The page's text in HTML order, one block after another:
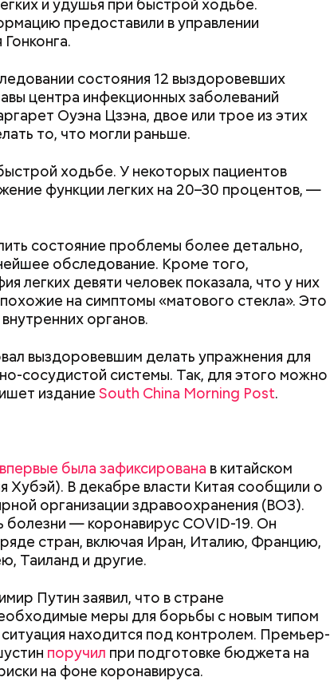
и удушья при быстрой ходьбе.
предоставили в управлении
состояния 12 выздоровевших
центра инфекционных заболеваний
Оуэна Цзэна, двое или трое из этих
то, что могли раньше.
ходьбе. У некоторых пациентов
функции легких на 20–30 процентов, —
состояние проблемы более детально,
обследование. Кроме того,
легких девяти человек показала, что у них
на симптомы «матового стекла». Это
органов.
выздоровевшим делать упражнения для
сосудистой системы. Так, для этого можно
издание South China Morning Post.
впервые была зафиксирована в китайском
Хубэй). В декабре власти Китая сообщили о
организации здравоохранения (ВОЗ).
болезни — коронавирус COVID-19. Он
стран, включая Иран, Италию, Францию,
Таиланд и другие.
Путин заявил, что в стране
меры для борьбы с новым типом
находится под контролем. Премьер-
поручил при подготовке бюджета на
на фоне коронавируса.
святой Николай спас от смерти трех
корыстолюбивым градоначальником.
совершил множество добрых дел во славу
горчица:
растение и
из него
На какие «кошачьи» типажи
можно поделить людей